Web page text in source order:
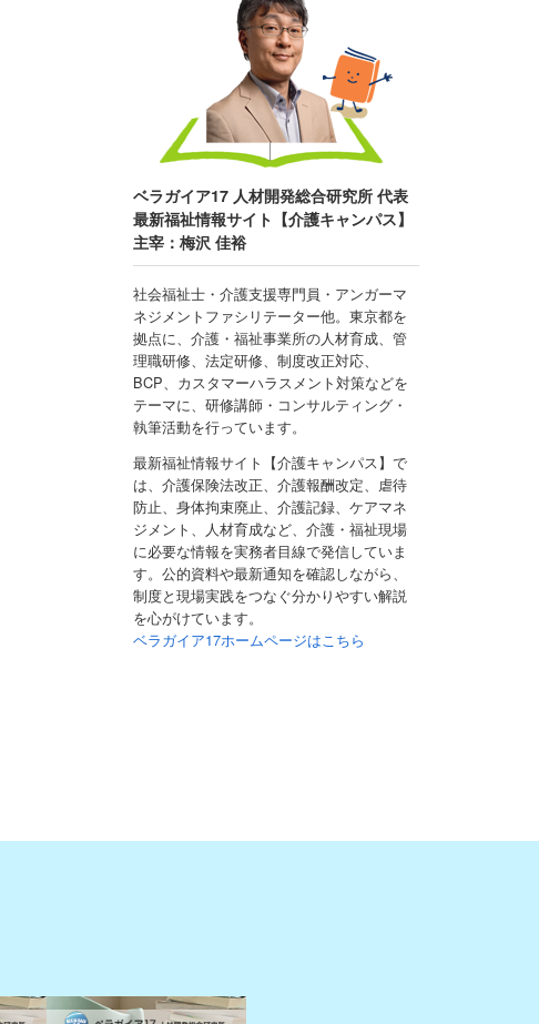
ベラガイア17 人材開発総合研究所 代表
最新福祉情報サイト【介護キャンパス】
主宰：梅沢 佳裕
社会福祉士・介護支援専門員・アンガーマ
ネジメントファシリテーター他。東京都を
拠点に、介護・福祉事業所の人材育成、管
理職研修、法定研修、制度改正対応、
BCP、カスタマーハラスメント対策などを
テーマに、研修講師・コンサルティング・
執筆活動を行っています。
最新福祉情報サイト【介護キャンパス】で
は、介護保険法改正、介護報酬改定、虐待
防止、身体拘束廃止、介護記録、ケアマネ
ジメント、人材育成など、介護・福祉現場
に必要な情報を実務者目線で発信していま
す。公的資料や最新通知を確認しながら、
制度と現場実践をつなぐ分かりやすい解説
を心がけています。
ベラガイア17ホームページはこちら